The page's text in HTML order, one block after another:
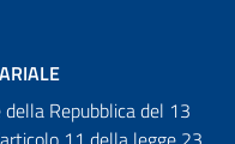
Repubblica del 13